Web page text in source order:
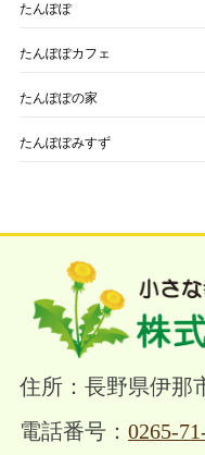
たんぽぽ
たんぽぽカフェ
たんぽぽの家
たんぽぽみすず
住所：長野県伊那
電話番号： 0265-